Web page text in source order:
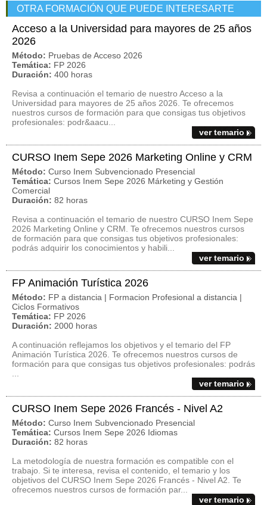
OTRA FORMACIÓN QUE PUEDE INTERESARTE
Acceso a la Universidad para mayores de 25 años
2026
Método: Pruebas de Acceso 2026
Temática: FP 2026
Duración: 400 horas
Revisa a continuación el temario de nuestro Acceso a la
Universidad para mayores de 25 años 2026. Te ofrecemos
nuestros cursos de formación para que consigas tus objetivos
profesionales: podr&aacu...
ver temario
CURSO Inem Sepe 2026 Marketing Online y CRM
Método: Curso Inem Subvencionado Presencial
Temática: Cursos Inem Sepe 2026 Márketing y Gestión
Comercial
Duración: 82 horas
Revisa a continuación el temario de nuestro CURSO Inem Sepe
2026 Marketing Online y CRM. Te ofrecemos nuestros cursos
de formación para que consigas tus objetivos profesionales:
podrás adquirir los conocimientos y habili...
ver temario
FP Animación Turística 2026
Método: FP a distancia | Formacion Profesional a distancia |
Ciclos Formativos
Temática: FP 2026
Duración: 2000 horas
A continuación reflejamos los objetivos y el temario del FP
Animación Turística 2026. Te ofrecemos nuestros cursos de
formación para que consigas tus objetivos profesionales: podrás
ver temario
CURSO Inem Sepe 2026 Francés - Nivel A2
Método: Curso Inem Subvencionado Presencial
Temática: Cursos Inem Sepe 2026 Idiomas
Duración: 82 horas
La metodología de nuestra formación es compatible con el
trabajo. Si te interesa, revisa el contenido, el temario y los
objetivos del CURSO Inem Sepe 2026 Francés - Nivel A2. Te
ofrecemos nuestros cursos de formación par...
ver temario